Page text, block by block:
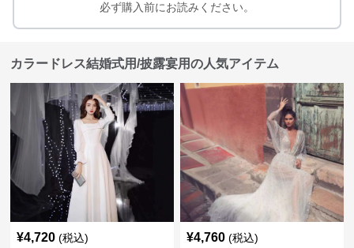
必ず購入前にお読みください。
カラードレス結婚式用/披露宴用の人気アイテム
¥4,720 (税込) ¥4,760 (税込)